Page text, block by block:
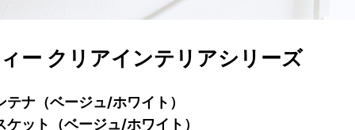
ー クリアインテリアシリーズ
テナ（ベージュ/ホワイト）
ケット（ベージュ/ホワイト）